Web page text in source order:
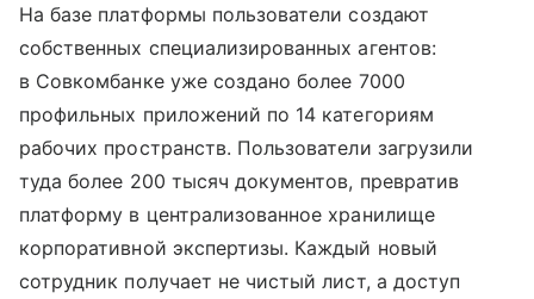
На базе платформы пользователи создают
собственных специализированных агентов:
в Совкомбанке уже создано более 7000
профильных приложений по 14 категориям
рабочих пространств. Пользователи загрузили
туда более 200 тысяч документов, превратив
платформу в централизованное хранилище
корпоративной экспертизы. Каждый новый
сотрудник получает не чистый лист, а доступ